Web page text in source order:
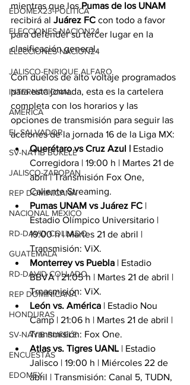
EDOMEX23-POLÍTICA
ELECCIONES-NACION24
ELECCIONES-NACION24
JALISCO-ENRIQUE ALFARO
INTERNACIONAL
AMÉRICA
EL SALVADOR
SV-NAYIB BUKELE
JALISCO-ZAPOPAN
REP DOMINICANA
NACIONAL MÉXICO
RD-DAVID COLLADO
GUATEMALA
RD-DAVID COLLADO
REP DOMINICANA
HONDURAS
SV-NAYIB BUKELE
ENCUESTAS
EDOMEX
mientras que los Pumas de los UNAM
recibirá al Juárez FC con todo a favor
para defender su tercer lugar en la
clasificación general.
Con duelos de alto voltaje programados
para esta jornada, esta es la cartelera
completa con los horarios y las
opciones de transmisión para seguir las
acciones de la jornada 16 de la Liga MX:
Querétaro vs Cruz Azul | Estadio
Corregidora | 19:00 h | Martes 21 de
abril | Transmisión Fox One,
Caliente Streaming.
Pumas UNAM vs Juárez FC |
Estadio Olímpico Universitario |
19:00 h | Martes 21 de abril |
Transmisión: ViX.
Monterrey vs Puebla | Estadio
BBVA | 21:05 h | Martes 21 de abril |
Trnasmisión: ViX.
León vs. América | Estadio Nou
Camp | 21:06 h | Martes 21 de abril |
Transmisión: Fox One.
Atlas vs. Tigres UANL | Estadio
Jalisco | 19:00 h | Miércoles 22 de
abril | Transmisión: Canal 5, TUDN,